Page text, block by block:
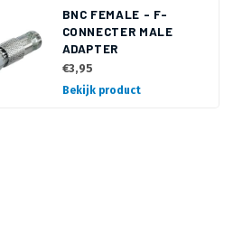
BNC FEMALE - F-
CONNECTER MALE
ADAPTER
€3,95
Bekijk product